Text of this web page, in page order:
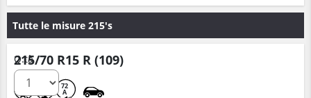
Tutte le misure 215's
215/70 R15 R (109)
72
A
Q.tà